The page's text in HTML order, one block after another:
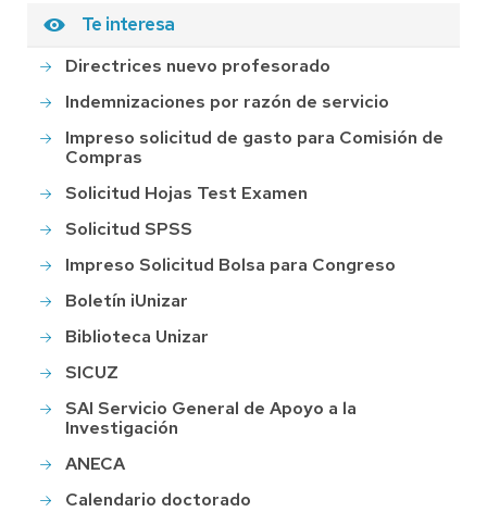
Te interesa
Directrices nuevo profesorado
Indemnizaciones por razón de servicio
Impreso solicitud de gasto para Comisión de
Compras
Solicitud Hojas Test Examen
Solicitud SPSS
Impreso Solicitud Bolsa para Congreso
Boletín iUnizar
Biblioteca Unizar
SICUZ
SAI Servicio General de Apoyo a la
Investigación
ANECA
Calendario doctorado